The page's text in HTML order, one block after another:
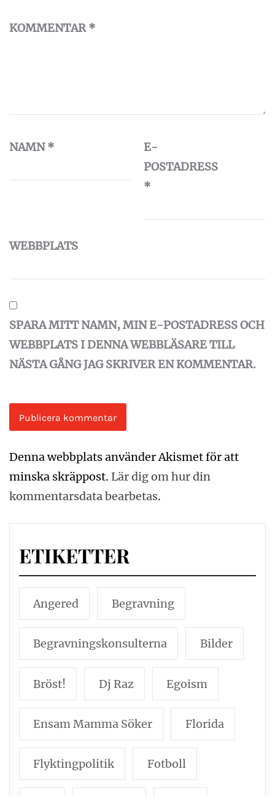
KOMMENTAR*
NAMN*
E-
POSTADRESS
*
WEBBPLATS
SPARA MITT NAMN, MIN E-POSTADRESS OCH
WEBBPLATS I DENNA WEBBLÄSARE TILL
NÄSTA GÅNG JAG SKRIVER EN KOMMENTAR.
Denna webbplats använder Akismet för att
minska skräppost. Lär dig om hur din
kommentarsdata bearbetas.
ETIKETTER
Angered Begravning
Begravningskonsulterna Bilder
Bröst! Dj Raz Egoism
Ensam Mamma Söker Florida
Flyktingpolitik Fotboll